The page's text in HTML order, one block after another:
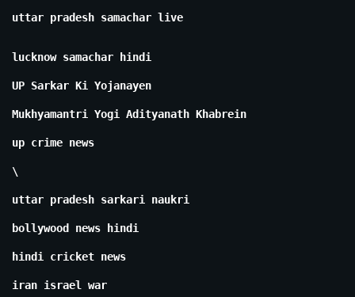
uttar pradesh samachar live
lucknow samachar hindi
UP Sarkar Ki Yojanayen
Mukhyamantri Yogi Adityanath Khabrein
up crime news
\
uttar pradesh sarkari naukri
bollywood news hindi
hindi cricket news
iran israel war